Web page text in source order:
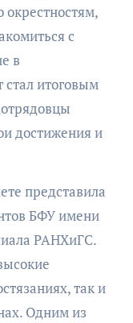
с
в
стал итоговым
достижения и
представила
БФУ имени
РАНХиГС.
так и
Одним из